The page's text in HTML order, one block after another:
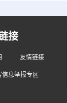
接
友情链接
信息举报专区